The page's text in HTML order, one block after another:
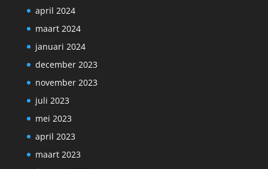
april 2024
maart 2024
januari 2024
december 2023
november 2023
juli 2023
mei 2023
april 2023
maart 2023